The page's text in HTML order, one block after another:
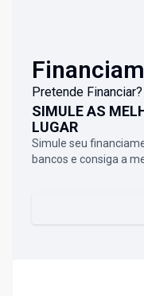
Pretende Financiar?
SIMULE AS
LUGAR
Simule seu
bancos e consiga a